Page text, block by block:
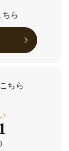
ちら
ちら